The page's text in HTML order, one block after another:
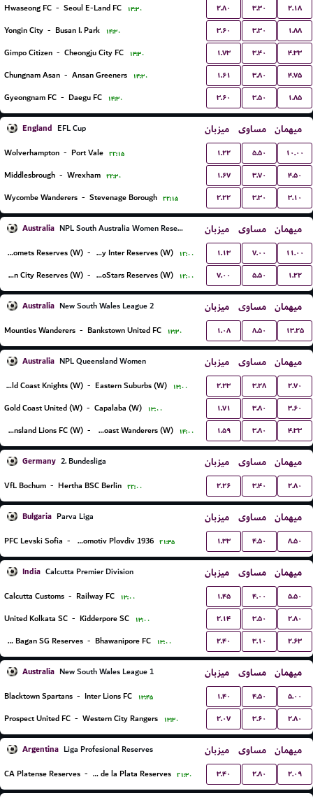
Hwaseong FC - Seoul E-Land FC ۱۴:۳۰ ۲.۸۰ ۳.۳۰ ۲.۱۸
Yongin City - Busan I. Park ۱۴:۳۰ ۳.۶۰ ۳.۳۰ ۱.۸۸
Gimpo Citizen - Cheongju City FC ۱۴:۳۰ ۱.۷۳ ۳.۴۰ ۴.۳۳
Chungnam Asan - Ansan Greeners ۱۴:۳۰ ۱.۶۱ ۳.۸۰ ۴.۷۵
Gyeongnam FC - Daegu FC ۱۴:۳۰ ۳.۶۰ ۳.۵۰ ۱.۸۵
England EFL Cup میزبان مساوی میهمان
Wolverhampton - Port Vale ۲۲:۱۵ ۱.۲۲ ۵.۵۰ ۱۰.۰۰
Middlesbrough - Wrexham ۲۲:۳۰ ۱.۶۷ ۳.۷۰ ۴.۵۰
Wycombe Wanderers - Stevenage Borough ۲۲:۱۵ ۲.۲۲ ۳.۳۰ ۳.۱۰
Australia NPL South Australia Women Reserves میزبان مساوی میهمان
Adelaide Comets Reserves (W) - Salisbury Inter Reserves (W) ۱۲:۰۰ ۱.۱۳ ۷.۰۰ ۱۱.۰۰
Campbelltown City Reserves (W) - MetroStars Reserves (W) ۱۲:۰۰ ۷.۰۰ ۵.۵۰ ۱.۲۲
Australia New South Wales League 2 میزبان مساوی میهمان
Mounties Wanderers - Bankstown United FC ۱۳:۳۰ ۱.۰۸ ۸.۵۰ ۱۳.۲۵
Australia NPL Queensland Women میزبان مساوی میهمان
Gold Coast Knights (W) - Eastern Suburbs (W) ۱۳:۰۰ ۲.۲۳ ۳.۲۸ ۲.۷۰
Gold Coast United (W) - Capalaba (W) ۱۳:۰۰ ۱.۷۱ ۳.۸۰ ۳.۶۰
Queensland Lions FC (W) - Sunshine Coast Wanderers (W) ۱۴:۰۰ ۱.۵۹ ۳.۸۰ ۴.۳۳
Germany 2. Bundesliga میزبان مساوی میهمان
VfL Bochum - Hertha BSC Berlin ۲۲:۰۰ ۲.۲۶ ۳.۴۰ ۲.۸۰
Bulgaria Parva Liga میزبان مساوی میهمان
PFC Levski Sofia - PFC Lokomotiv Plovdiv 1936 ۲۱:۴۵ ۱.۳۳ ۴.۵۰ ۸.۵۰
India Calcutta Premier Division میزبان مساوی میهمان
Calcutta Customs - Railway FC ۱۳:۰۰ ۱.۴۵ ۴.۰۰ ۵.۵۰
United Kolkata SC - Kidderpore SC ۱۳:۰۰ ۲.۱۴ ۳.۵۰ ۲.۸۰
Mohun Bagan SG Reserves - Bhawanipore FC ۱۳:۰۰ ۲.۴۰ ۳.۱۰ ۲.۶۳
Australia New South Wales League 1 میزبان مساوی میهمان
Blacktown Spartans - Inter Lions FC ۱۳:۴۵ ۱.۴۰ ۴.۵۰ ۵.۰۰
Prospect United FC - Western City Rangers ۱۳:۳۰ ۲.۰۷ ۳.۶۰ ۲.۸۰
Argentina Liga Profesional Reserves میزبان مساوی میهمان
CA Platense Reserves - Estudiantes de la Plata Reserves ۲۱:۳۰ ۳.۴۰ ۲.۸۰ ۲.۰۹